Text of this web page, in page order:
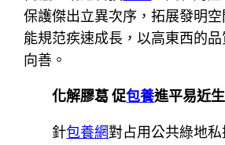
保護傑出立異次序，拓展發明
能規范疾速成長，以高東西的
向善。
化解膠葛 促包養進平易近
針包養網對占用公共綠地